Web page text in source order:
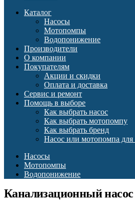
Каталог
Насосы
Мотопомпы
Водопонижение
Производители
О компании
Покупателям
Акции и скидки
Оплата и доставка
Сервис и ремонт
Помощь в выборе
Как выбрать насос
Как выбрать мотопомпу
Как выбрать бренд
Насос или мотопомпа для
Насосы
Мотопомпы
Водопонижение
Канализационный